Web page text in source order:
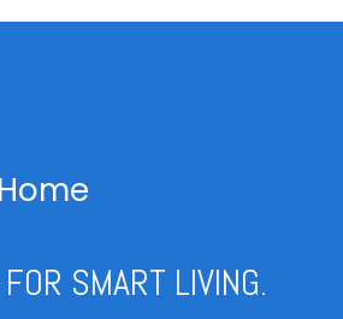
SMART LIVING.